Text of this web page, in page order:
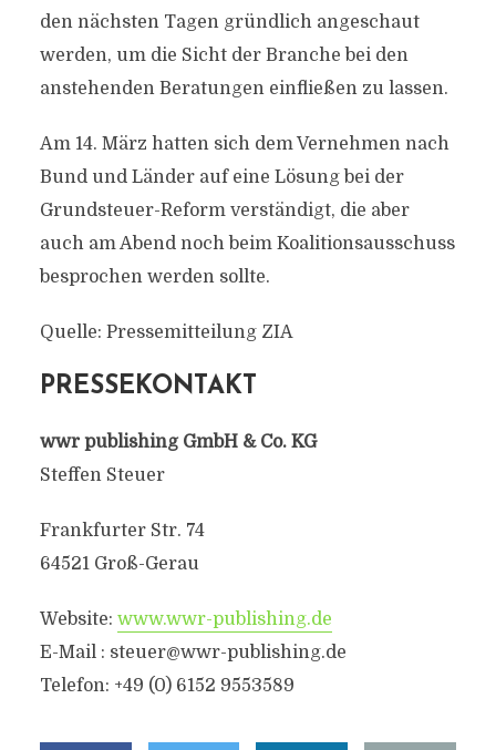
den nächsten Tagen gründlich angeschaut
werden, um die Sicht der Branche bei den
anstehenden Beratungen einfließen zu lassen.
Am 14. März hatten sich dem Vernehmen nach
Bund und Länder auf eine Lösung bei der
Grundsteuer-Reform verständigt, die aber
auch am Abend noch beim Koalitionsausschuss
besprochen werden sollte.
Quelle: Pressemitteilung ZIA
PRESSEKONTAKT
wwr publishing GmbH & Co. KG
Steffen Steuer
Frankfurter Str. 74
64521 Groß-Gerau
Website: www.wwr-publishing.de
E-Mail : steuer@wwr-publishing.de
Telefon: +49 (0) 6152 9553589